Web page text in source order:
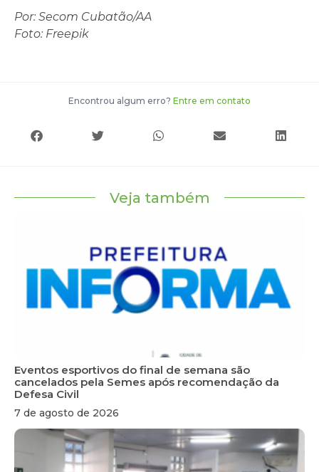
Por: Secom Cubatão/AA
Foto: Freepik
Encontrou algum erro? Entre em contato
Veja também
Eventos esportivos do final de semana são
cancelados pela Semes após recomendação da
Defesa Civil
7 de agosto de 2026